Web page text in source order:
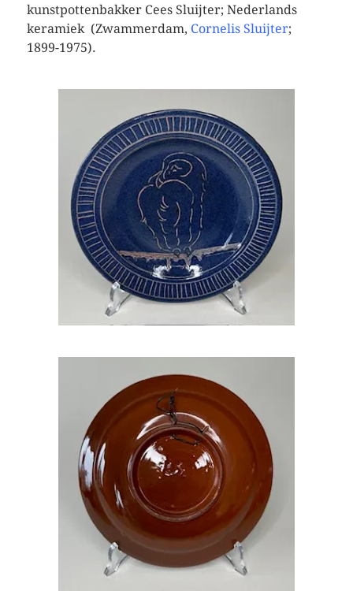
kunstpottenbakker Cees Sluijter; Nederlands
keramiek (Zwammerdam, Cornelis Sluijter;
1899-1975).